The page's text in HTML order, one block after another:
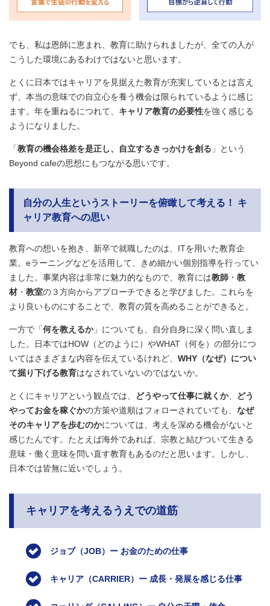
でも、私は恩師に恵まれ、教育に助けられましたが、全ての人が
こうした環境にあるわけではないと思います。
とくに日本ではキャリアを見据えた教育が充実しているとは言え
ず、本当の意味での自立心を養う機会は限られているように感じ
ます。年を重ねるにつれて、 キャリア教育の必要性を強く感じる
ようになりました。
「教育の機会格差を是正し、自立するきっかけを創る 」という
Beyond cafeの思想にもつながる思いです。
自分の人生というストーリーを俯瞰して考える！ キ
ャリア教育への思い
教育への想いを抱き、新卒で就職したのは、ITを用いた教育企
業。eラーニングなどを活用して、きめ細かい個別指導を行ってい
ました。事業内容は非常に魅力的なもので、教育には教師 ・ 教
材 ・ 教室の３方向からアプローチできると学びました。これらを
より良いものにすることで、教育の質を高めることができると。
一方で「何を教えるか」についても、自分自身に深く問い直しま
した。日本ではHOW（どのように）やWHAT（何を）の部分につ
いてはさまざまな内容を伝えているけれど、 WHY（なぜ）につい
て掘り下げる教育はなされていないのではないか。
とくにキャリアという観点では、 どうやって仕事に就くか、
どう
やってお金を稼ぐかの方策や道順はフォローされていても、 なぜ
そのキャリアを歩むのかについては、考えを深める機会がないと
感じたんです。たとえば海外であれば、宗教と結びついて生きる
意味・働く意味を問い直す教育もあるのだと思います。しかし、
日本では皆無に近いでしょう。
キャリアを考えるうえでの道筋
ジョブ（JOB）ー お金のための仕事
キャリア（CARRIER）ー 成長・発展を感じる仕事